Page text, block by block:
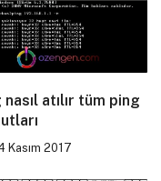
nasıl atılır tüm ping
Kasım 2017